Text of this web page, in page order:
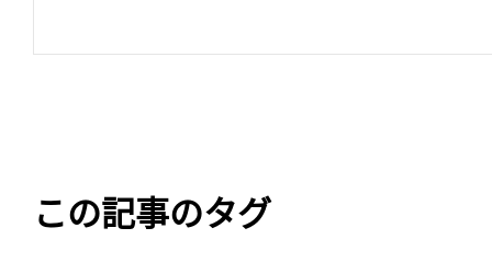
この記事のタグ